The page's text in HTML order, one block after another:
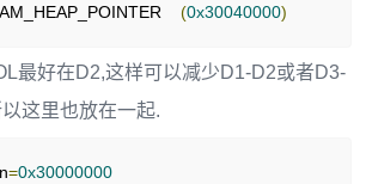
(0x30040000)
最好在D2,这样可以减少D1-D2或者D3-
这里也放在一起.
=0x30000000